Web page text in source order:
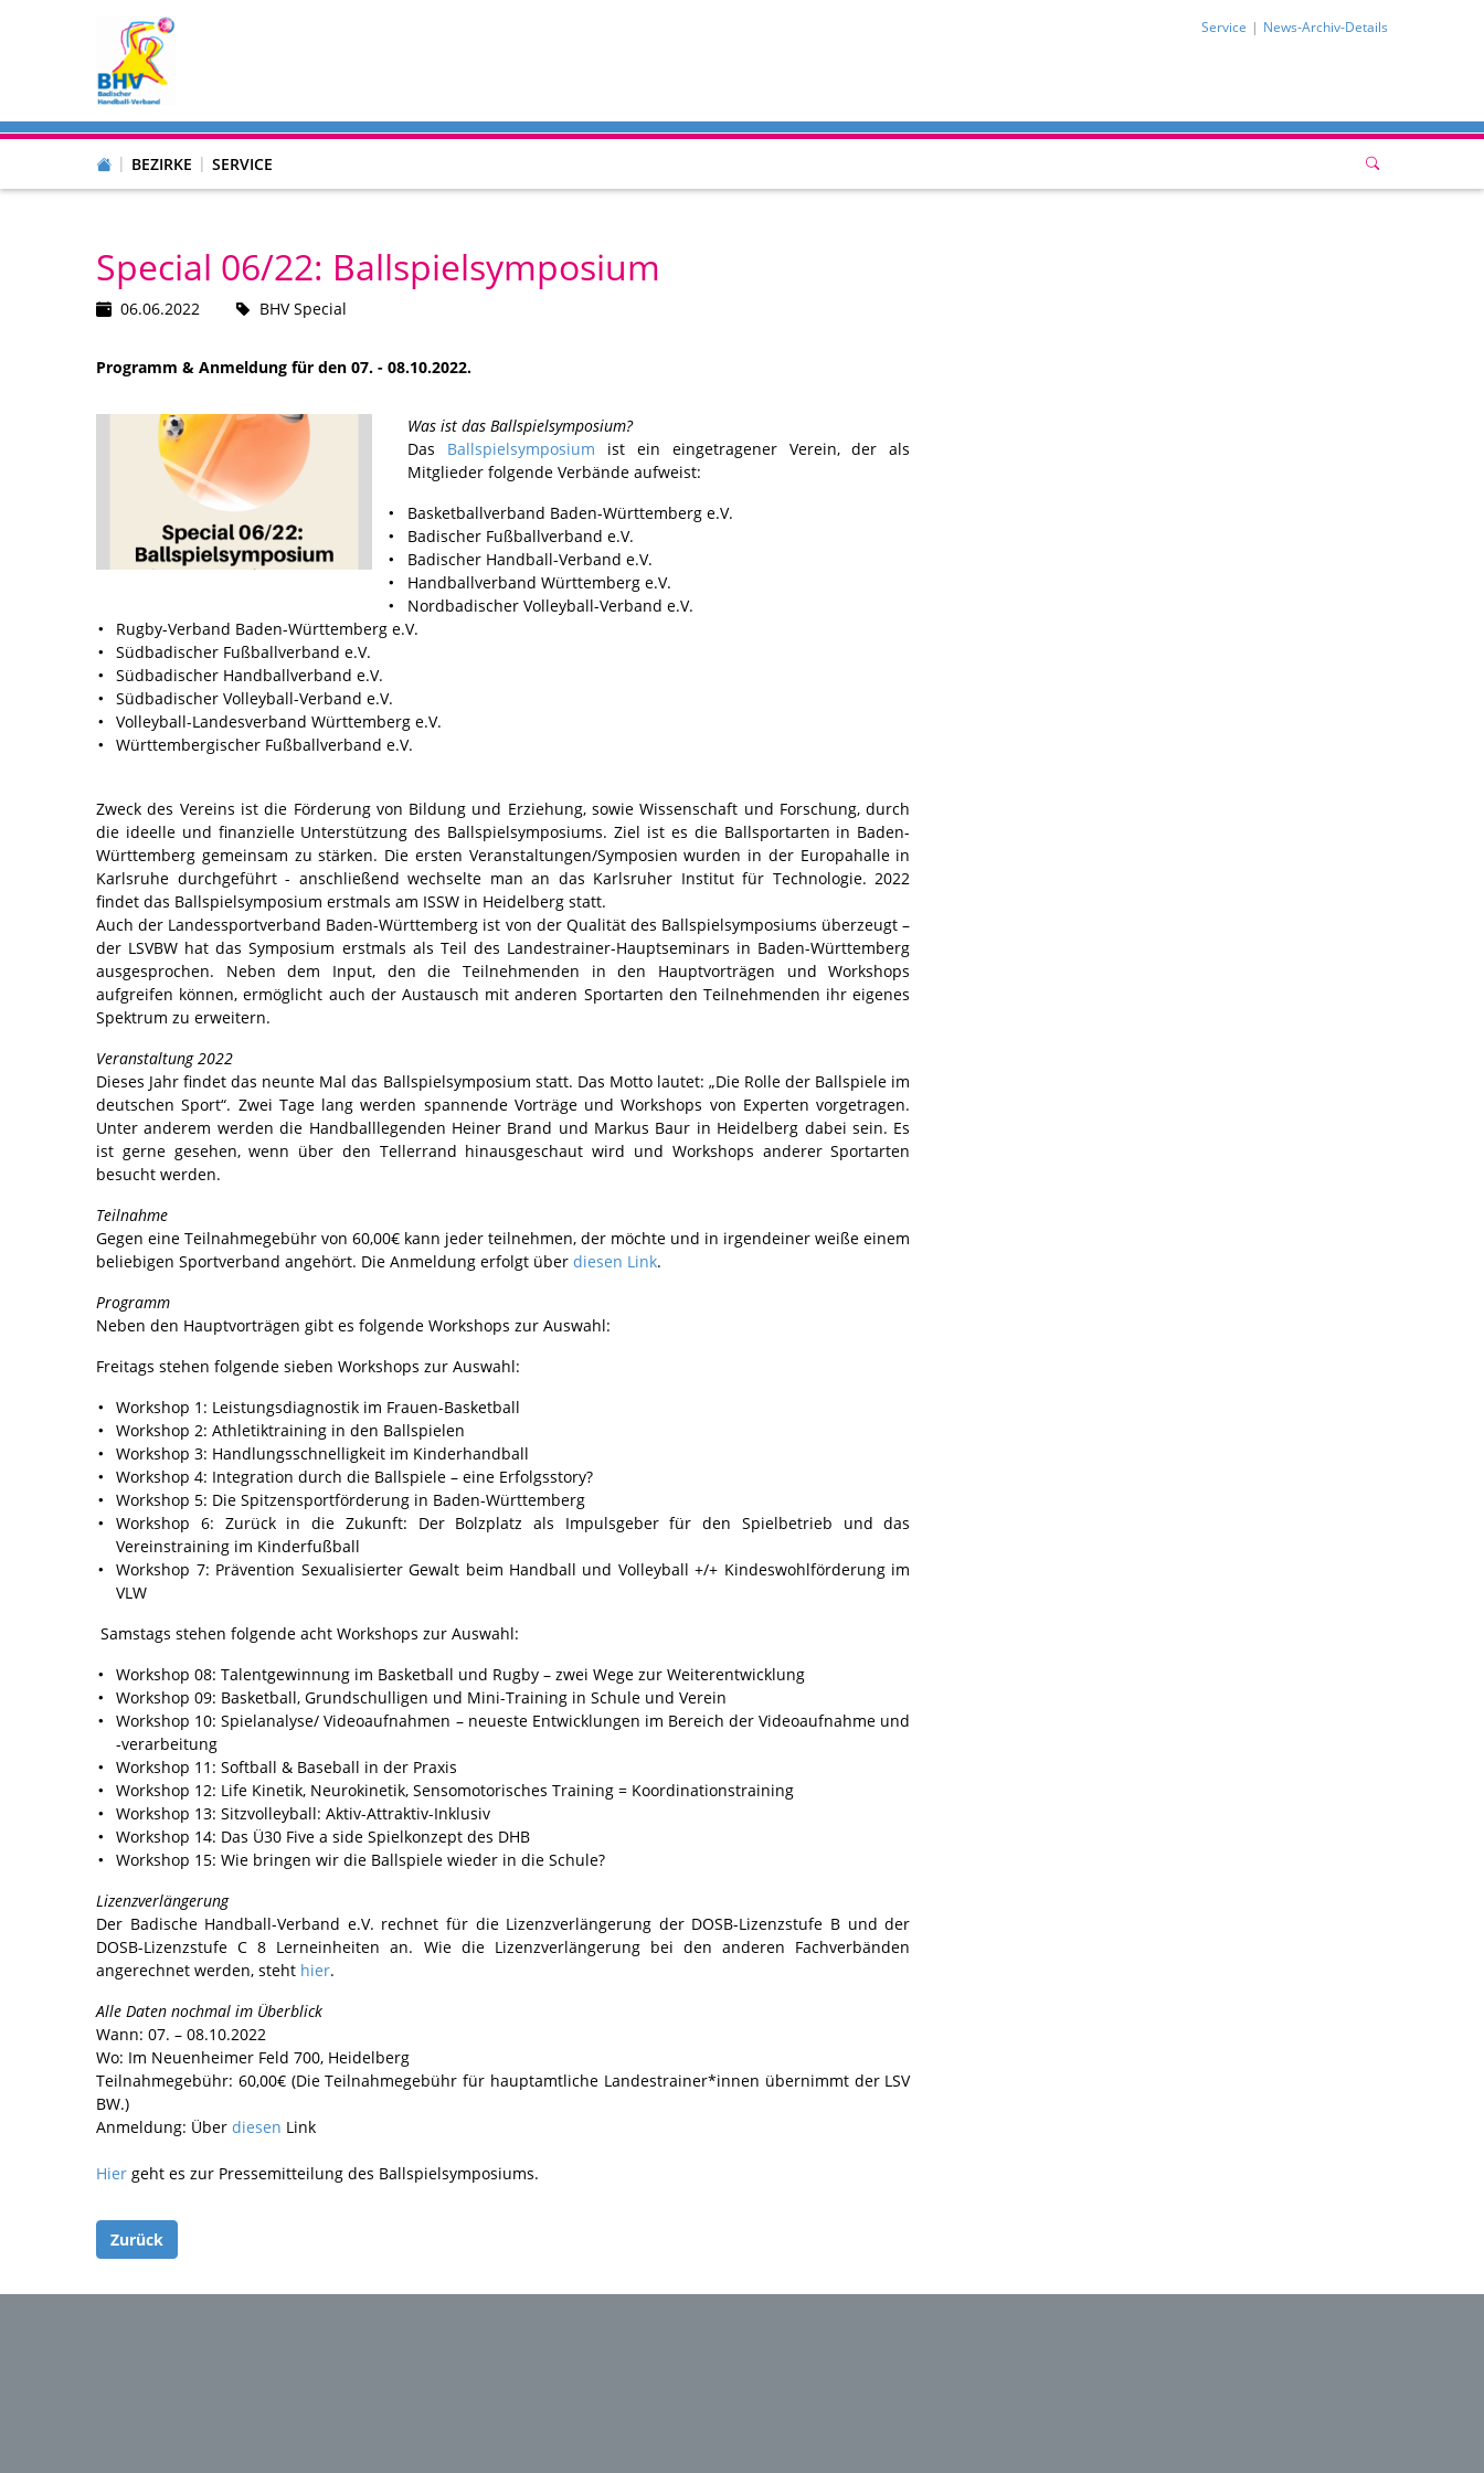
Service News-Archiv-Details
BEZIRKE SERVICE
Special 06/22: Ballspielsymposium
06.06.2022 BHV Special
Programm & Anmeldung für den 07. - 08.10.2022.
Was ist das Ballspielsymposium?
Das Ballspielsymposium ist ein eingetragener Verein, der als
Mitglieder folgende Verbände aufweist:
Basketballverband Baden-Württemberg e.V.
Badischer Fußballverband e.V.
Badischer Handball-Verband e.V.
Handballverband Württemberg e.V.
Nordbadischer Volleyball-Verband e.V.
Rugby-Verband Baden-Württemberg e.V.
Südbadischer Fußballverband e.V.
Südbadischer Handballverband e.V.
Südbadischer Volleyball-Verband e.V.
Volleyball-Landesverband Württemberg e.V.
Württembergischer Fußballverband e.V.
Zweck des Vereins ist die Förderung von Bildung und Erziehung, sowie Wissenschaft und Forschung, durch
die ideelle und finanzielle Unterstützung des Ballspielsymposiums. Ziel ist es die Ballsportarten in Baden-
Württemberg gemeinsam zu stärken. Die ersten Veranstaltungen/Symposien wurden in der Europahalle in
Karlsruhe durchgeführt - anschließend wechselte man an das Karlsruher Institut für Technologie. 2022
findet das Ballspielsymposium erstmals am ISSW in Heidelberg statt.
Auch der Landessportverband Baden-Württemberg ist von der Qualität des Ballspielsymposiums überzeugt –
der LSVBW hat das Symposium erstmals als Teil des Landestrainer-Hauptseminars in Baden-Württemberg
ausgesprochen. Neben dem Input, den die Teilnehmenden in den Hauptvorträgen und Workshops
aufgreifen können, ermöglicht auch der Austausch mit anderen Sportarten den Teilnehmenden ihr eigenes
Spektrum zu erweitern.
Veranstaltung 2022
Dieses Jahr findet das neunte Mal das Ballspielsymposium statt. Das Motto lautet: „Die Rolle der Ballspiele im
deutschen Sport“. Zwei Tage lang werden spannende Vorträge und Workshops von Experten vorgetragen.
Unter anderem werden die Handballlegenden Heiner Brand und Markus Baur in Heidelberg dabei sein. Es
ist gerne gesehen, wenn über den Tellerrand hinausgeschaut wird und Workshops anderer Sportarten
besucht werden.
Teilnahme
Gegen eine Teilnahmegebühr von 60,00€ kann jeder teilnehmen, der möchte und in irgendeiner weiße einem
beliebigen Sportverband angehört. Die Anmeldung erfolgt über diesen Link.
Programm
Neben den Hauptvorträgen gibt es folgende Workshops zur Auswahl:
Freitags stehen folgende sieben Workshops zur Auswahl:
Workshop 1: Leistungsdiagnostik im Frauen-Basketball
Workshop 2: Athletiktraining in den Ballspielen
Workshop 3: Handlungsschnelligkeit im Kinderhandball
Workshop 4: Integration durch die Ballspiele – eine Erfolgsstory?
Workshop 5: Die Spitzensportförderung in Baden-Württemberg
Workshop 6: Zurück in die Zukunft: Der Bolzplatz als Impulsgeber für den Spielbetrieb und das
Vereinstraining im Kinderfußball
Workshop 7: Prävention Sexualisierter Gewalt beim Handball und Volleyball +/+ Kindeswohlförderung im
VLW
Samstags stehen folgende acht Workshops zur Auswahl:
Workshop 08: Talentgewinnung im Basketball und Rugby – zwei Wege zur Weiterentwicklung
Workshop 09: Basketball, Grundschulligen und Mini-Training in Schule und Verein
Workshop 10: Spielanalyse/ Videoaufnahmen – neueste Entwicklungen im Bereich der Videoaufnahme und
-verarbeitung
Workshop 11: Softball & Baseball in der Praxis
Workshop 12: Life Kinetik, Neurokinetik, Sensomotorisches Training = Koordinationstraining
Workshop 13: Sitzvolleyball: Aktiv-Attraktiv-Inklusiv
Workshop 14: Das Ü30 Five a side Spielkonzept des DHB
Workshop 15: Wie bringen wir die Ballspiele wieder in die Schule?
Lizenzverlängerung
Der Badische Handball-Verband e.V. rechnet für die Lizenzverlängerung der DOSB-Lizenzstufe B und der
DOSB-Lizenzstufe C 8 Lerneinheiten an. Wie die Lizenzverlängerung bei den anderen Fachverbänden
angerechnet werden, steht hier.
Alle Daten nochmal im Überblick
Wann: 07. – 08.10.2022
Wo: Im Neuenheimer Feld 700, Heidelberg
Teilnahmegebühr: 60,00€ (Die Teilnahmegebühr für hauptamtliche Landestrainer*innen übernimmt der LSV
BW.)
Anmeldung: Über diesen Link
Hier geht es zur Pressemitteilung des Ballspielsymposiums.
Zurück